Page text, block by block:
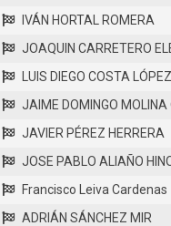
IVÁN HORTAL ROMERA
JOAQUIN CARRETERO
LUIS DIEGO COSTA LÓPEZ
JAIME DOMINGO MOLINA
JAVIER PÉREZ HERRERA
JOSE PABLO ALIAÑO
Francisco Leiva Cardenas
ADRIÁN SÁNCHEZ MIR
IVÁN HORTAL ROMERA
JOAQUIN CARRETERO ELENA
LUIS DIEGO COSTA LÓPEZ
MOLINA OSUNA
HERRERA
ALIAÑO HINOJOSA
Francisco Leiva Cardenas
MIR